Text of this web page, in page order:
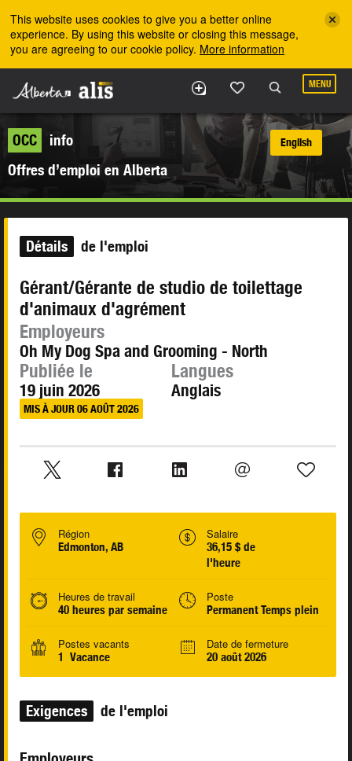
This website uses cookies to give you a better online
experience. By using this website or closing this message,
you are agreeing to our cookie policy. More information
MENU
OCC
info
Offres d’emploi en Alberta
English
Détails de l'emploi
Gérant/Gérante de studio de toilettage
d'animaux d'agrément
Employeurs
Oh My Dog Spa and Grooming - North
Publiée le
19 juin 2026
MIS À JOUR 06 AOÛT 2026
Langues
Anglais
Région
Edmonton, AB
Salaire
36,15 $ de
l'heure
Heures de travail
40 heures par semaine
Poste
Permanent Temps plein
Postes vacants
1 Vacance
Date de fermeture
20 août 2026
Exigences de l'emploi